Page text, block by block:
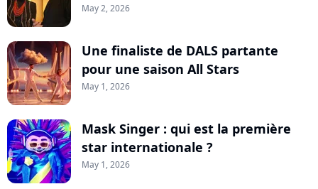
May 2, 2026
Une finaliste de DALS partante
pour une saison All Stars
May 1, 2026
Mask Singer : qui est la première
star internationale ?
May 1, 2026